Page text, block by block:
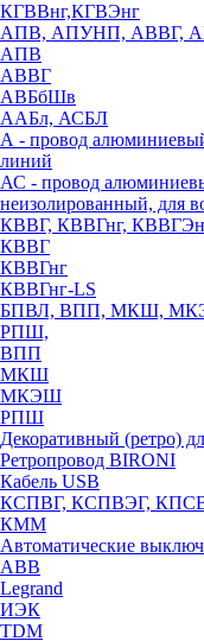
КГВВнг,КГВЭнг
АПВ, АПУНП, АВВГ,
АПВ
АВВГ
АВБбШв
ААБл, АСБЛ
А - провод
линий
АС - провод
неизолированный, для
КВВГ, КВВГнг,
КВВГ
КВВГнг
КВВГнг-LS
БПВЛ, ВПП, МКШ,
РПШ,
ВПП
МКШ
МКЭШ
РПШ
Декоративный (ретро)
Ретропровод BIRONI
Кабель USB
КСПВГ, КСПВЭГ,
КММ
Автоматические
ABB
Legrand
ИЭК
TDM